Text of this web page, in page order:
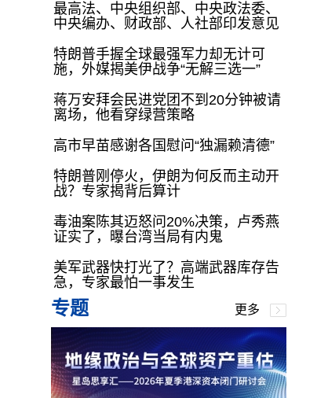
最高法、中央组织部、中央政法委、
中央编办、财政部、人社部印发意见
特朗普手握全球最强军力却无计可
施，外媒揭美伊战争“无解三选一”
蒋万安拜会民进党团不到20分钟被请
离场，他看穿绿营策略
高市早苗感谢各国慰问“独漏赖清德”
特朗普刚停火，伊朗为何反而主动开
战？专家揭背后算计
毒油案陈其迈怒问20%决策，卢秀燕
证实了，曝台湾当局有内鬼
美军武器快打光了？高端武器库存告
急，专家最怕一事发生
专题 更多